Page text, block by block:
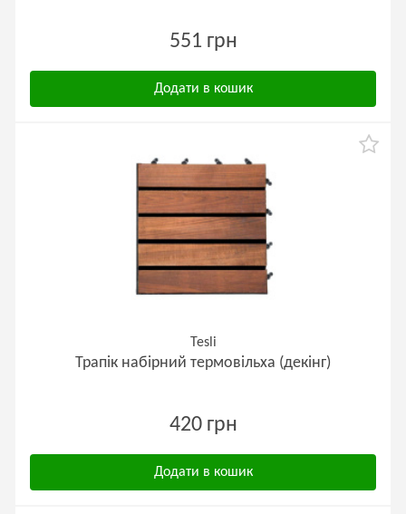
551 грн
Додати в кошик
Tesli
Трапік набірний термовільха (декінг)
420 грн
Додати в кошик